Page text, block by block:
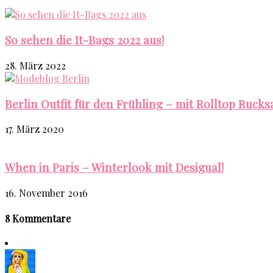
So sehen die It-Bags 2022 aus!
28. März 2022
Berlin Outfit für den Frühling – mit Rolltop
17. März 2020
When in Paris – Winterlook mit Desigual!
16. November 2016
8 Kommentare